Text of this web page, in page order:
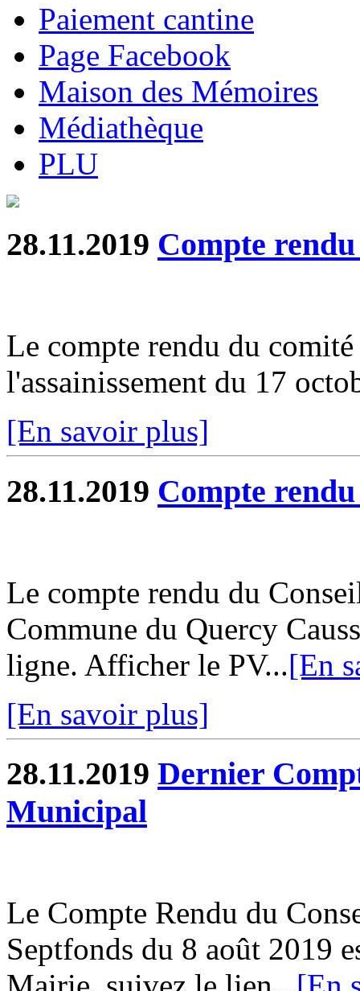
Paiement cantine
Page Facebook
Maison des Mémoires
Médiathèque
PLU
28.11.2019 Compte
Le compte rendu du
l'assainissement du 17
[En savoir plus]
28.11.2019 Compte
Le compte rendu du
Commune du Quercy
ligne. Afficher le PV...[En
[En savoir plus]
28.11.2019 Dernier
Municipal
Le Compte Rendu du
Septfonds du 8 août 2019